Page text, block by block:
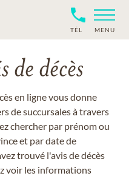
TÉL MENU
de décès
en ligne vous donne
de succursales à travers
chercher par prénom ou
et par date de
trouvé l'avis de décès
voir les informations